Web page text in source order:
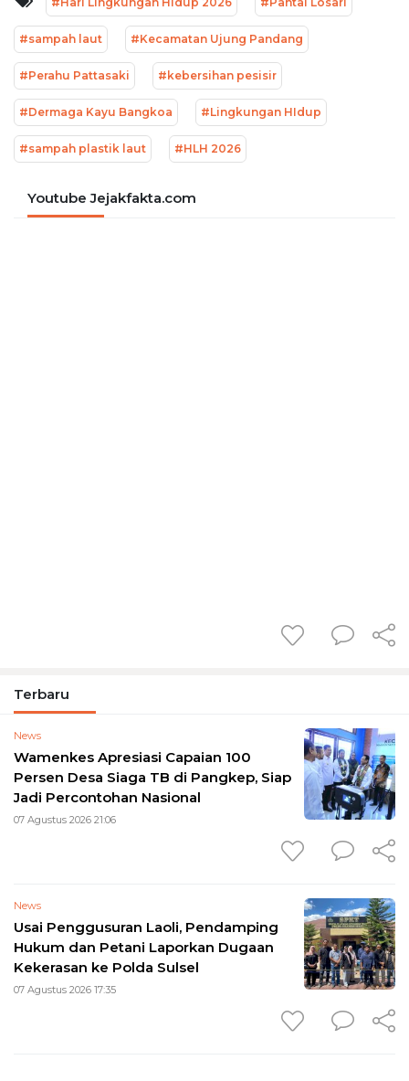
#sampah laut #Kecamatan Ujung Pandang
#Perahu Pattasaki #kebersihan pesisir
#Dermaga Kayu Bangkoa #Lingkungan HIdup
#sampah plastik laut #HLH 2026
Youtube Jejakfakta.com
Terbaru
News
Wamenkes Apresiasi Capaian 100
Persen Desa Siaga TB di Pangkep, Siap
Jadi Percontohan Nasional
07 Agustus 2026 21:06
News
Usai Penggusuran Laoli, Pendamping
Hukum dan Petani Laporkan Dugaan
Kekerasan ke Polda Sulsel
07 Agustus 2026 17:35